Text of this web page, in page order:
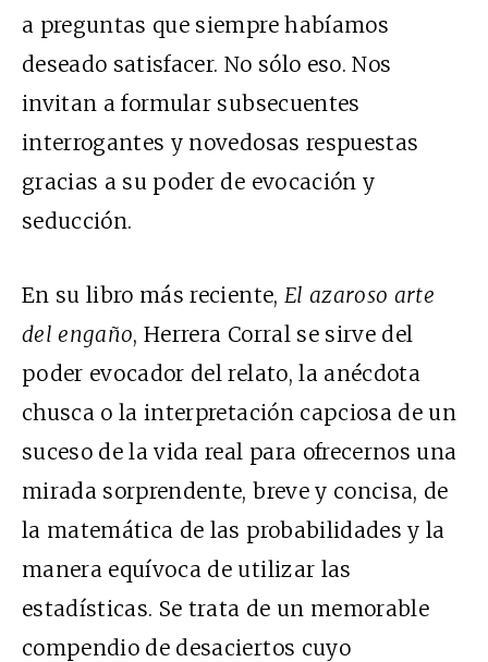
a preguntas que siempre habíamos
deseado satisfacer. No sólo eso. Nos
invitan a formular subsecuentes
interrogantes y novedosas respuestas
gracias a su poder de evocación y
seducción.
En su libro más reciente, El azaroso arte
del engaño, Herrera Corral se sirve del
poder evocador del relato, la anécdota
chusca o la interpretación capciosa de un
suceso de la vida real para ofrecernos una
mirada sorprendente, breve y concisa, de
la matemática de las probabilidades y la
manera equívoca de utilizar las
estadísticas. Se trata de un memorable
compendio de desaciertos cuyo